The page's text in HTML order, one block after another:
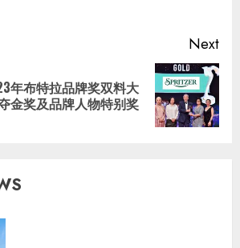
Next
年布特拉品牌奖双料大
金奖及品牌人物特别奖